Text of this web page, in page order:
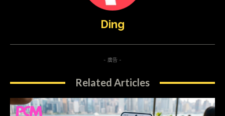
Ding
- 廣告 -
Related Articles